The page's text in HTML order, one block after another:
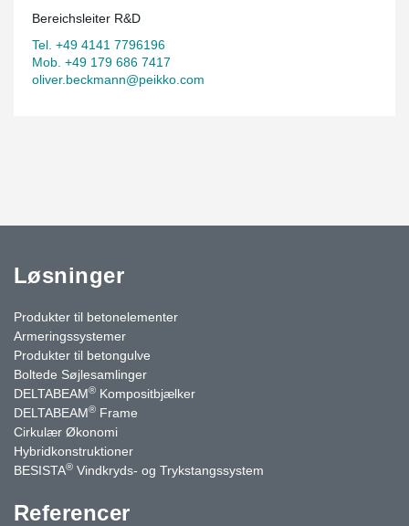
Bereichsleiter R&D
Tel. +49 4141 7796196
Mob. +49 179 686 7417
oliver.beckmann@peikko.com
Løsninger
Produkter til betonelementer
Armeringssystemer
Produkter til betongulve
Boltede Søjlesamlinger
DELTABEAM® Kompositbjælker
DELTABEAM® Frame
Cirkulær Økonomi
Hybridkonstruktioner
BESISTA® Vindkryds- og Trykstangssystem
Referencer